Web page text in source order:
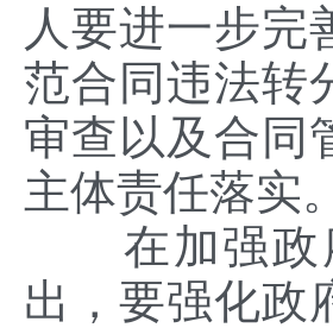
人要进一步完
范合同违法转
审查以及合同
主体责任落实。
在加强政府
出，要强化政